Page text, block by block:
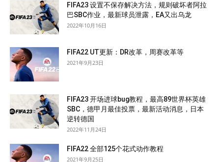
FIFA23 设置不保存解决方法，规则破坏者阿拉
巴SBC作业，最新球员泄露，EA又出乌龙
2022年10月16日
FIFA22 UT更新：DR改革，周赛改革等
2021年9月23日
FIFA23 开场进球bug教程，最高89世界杯英雄
SBC，德甲月最佳投票，最新活动消息，日本
逆转德国
2022年11月24日
FIFA22 全部125个花式动作教程
2021年9月25日